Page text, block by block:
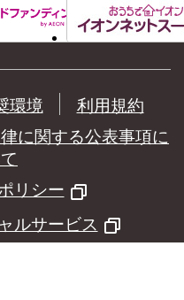
環境
利用規約
に関する公表事項に
リシー
ルサービス